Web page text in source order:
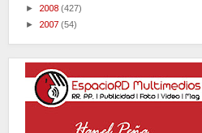
► 2008 (427)
► 2007 (54)